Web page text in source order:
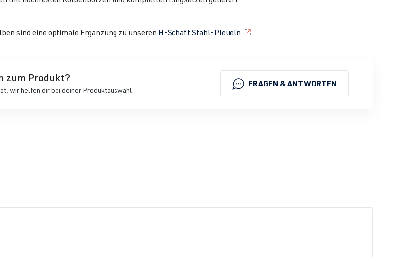
sind eine optimale Ergänzung zu unseren H-Schaft Stahl-Pleueln
zum Produkt?
wir helfen dir bei deiner Produktauswahl.
FRAGEN & ANTWORTEN